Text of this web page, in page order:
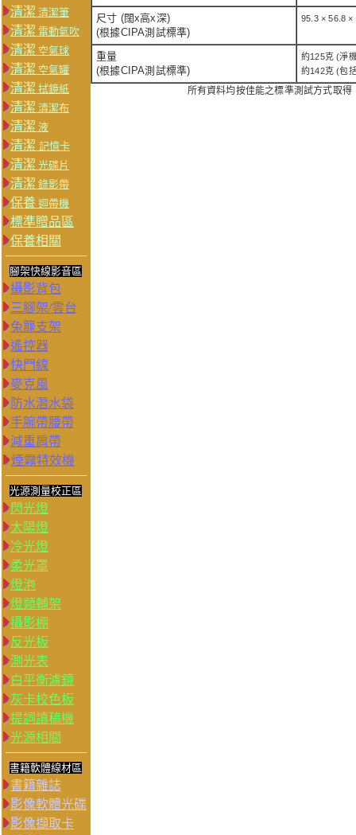
清潔 清潔筆
清潔 電動氣吹
清潔 空氣球
清潔 空氣罐
清潔 拭鏡紙
清潔 清潔布
清潔 液
清潔 記憶卡
清潔 光碟片
清潔 錄影帶
保養 迴帶機
標準贈品區
保養相關
腳架快線影音區
攝影背包
三腳架/雲台
兔籠支架
遙控器
快門線
麥克風
防水潛水袋
手腕帶腰帶
減重肩帶
煙霧特效機
光源測量校正區
閃光燈
太陽燈
冷光燈
柔光罩
燈泡
燈類輔架
攝影棚
反光板
測光表
白平衡濾鏡
灰卡校色板
提詞讀稿機
光源相關
書籍軟體線材區
書籍雜誌
影像軟體光碟
影像擷取卡
尺寸 (闊x高x深)
(根據CIPA測試標準)
95.3 × 56.8 ×
重量
(根據CIPA測試標準)
約125克 (淨
約142克 (包
所有資料均按佳能之標準測試方式取